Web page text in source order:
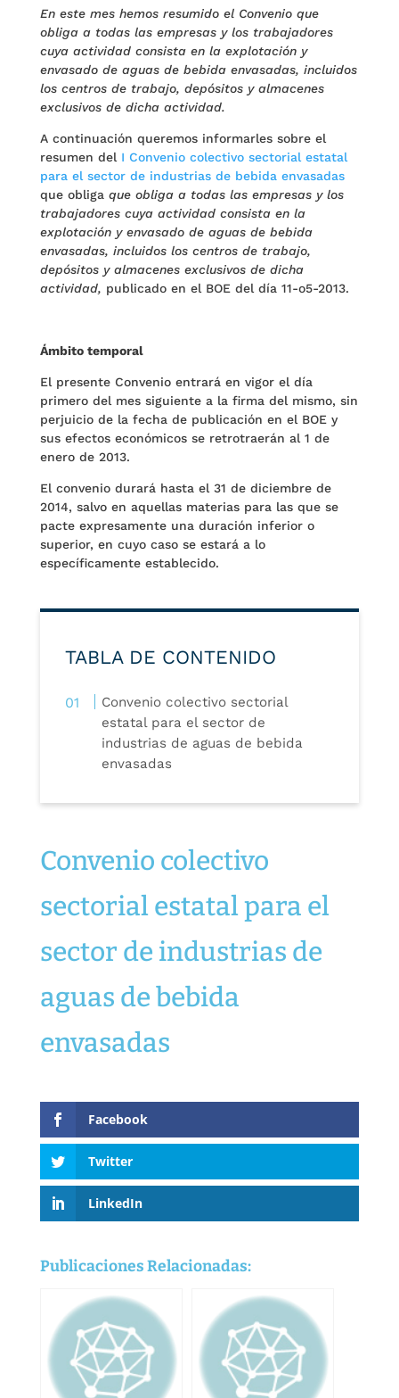
En este mes hemos resumido el Convenio que
obliga a todas las empresas y los trabajadores
cuya actividad consista en la explotación y
envasado de aguas de bebida envasadas, incluidos
los centros de trabajo, depósitos y almacenes
exclusivos de dicha actividad.
A continuación queremos informarles sobre el
resumen del I Convenio colectivo sectorial estatal
para el sector de industrias de bebida envasadas
que obliga que obliga a todas las empresas y los
trabajadores cuya actividad consista en la
explotación y envasado de aguas de bebida
envasadas, incluidos los centros de trabajo,
depósitos y almacenes exclusivos de dicha
actividad, publicado en el BOE del día 11-o5-2013.
Ámbito temporal
El presente Convenio entrará en vigor el día
primero del mes siguiente a la firma del mismo, sin
perjuicio de la fecha de publicación en el BOE y
sus efectos económicos se retrotraerán al 1 de
enero de 2013.
El convenio durará hasta el 31 de diciembre de
2014, salvo en aquellas materias para las que se
pacte expresamente una duración inferior o
superior, en cuyo caso se estará a lo
específicamente establecido.
TABLA DE CONTENIDO
Convenio colectivo sectorial
estatal para el sector de
industrias de aguas de bebida
envasadas
Convenio colectivo
sectorial estatal para el
sector de industrias de
aguas de bebida
envasadas
Facebook
Twitter
LinkedIn
Publicaciones Relacionadas: